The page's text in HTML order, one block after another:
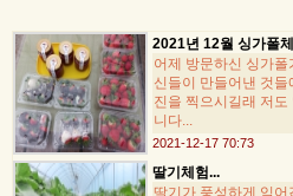
2021년 12월 싱가폴
어제 방문하신 싱가
신들이 만들어낸 것
진을 찍으시길래 저
니다...
2021-12-17 70:73
딸기체험...
딸기가 풍성하게 익어